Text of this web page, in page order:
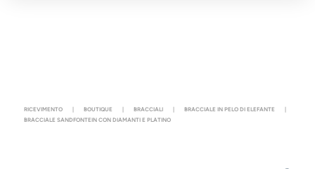
RICEVIMENTO | BOUTIQUE | BRACCIALI | BRACCIALE IN PELO DI ELEFANTE
|
BRACCIALE SANDFONTEIN CON DIAMANTI E PLATINO